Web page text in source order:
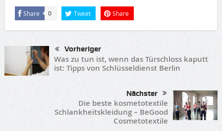
Share 0 Tweet Share
Vorheriger
Was zu tun ist, wenn das Türschloss kaputt
ist: Tipps von Schlüsseldienst Berlin
Nächster
Die beste kosmetotextile
Schlankheitskleidung – BeGood
Cosmetotextile